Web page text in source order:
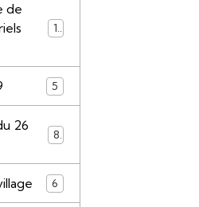
de
17
5
26
8
6